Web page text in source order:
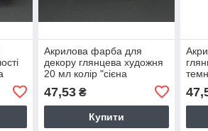
Акрилова фарба для
декору глянцева художня
20 мл колір "сієна
47,53₴
Купити